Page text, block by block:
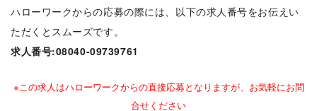
ハローワークからの応募の際には、以下の求人番号をお伝えい
ただくとスムーズです。
求人番号:08040-09739761
※この求人はハローワークからの直接応募となりますが、お気軽にお問
合せください